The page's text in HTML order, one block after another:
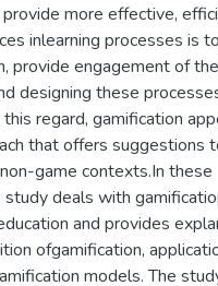
more effective,
inlearning processes is
provide engagement of
designing these
regard, gamification
that offers suggestions
game contexts.In these
study deals with
and provides
ofgamification,
models. The